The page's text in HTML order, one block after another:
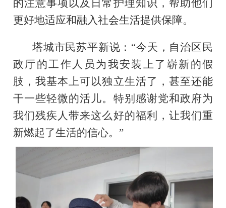
的注意事项以及日常护理知识，帮助他们
更好地适应和融入社会生活提供保障。
塔城市民苏平新说：“今天，自治区民
政厅的工作人员为我安装上了崭新的假
肢，我基本上可以独立生活了，甚至还能
干一些轻微的活儿。特别感谢党和政府为
我们残疾人带来这么好的福利，让我们重
新燃起了生活的信心。”